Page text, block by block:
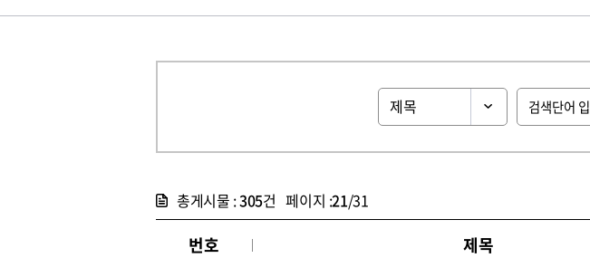
총게시물 :305건 페이지 :21/31
번호 제목